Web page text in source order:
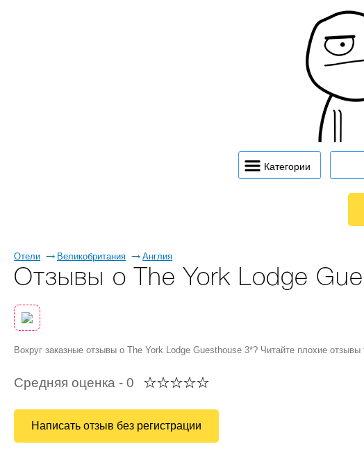
Отели Великобритания Англия
Отзывы о The York Lodge
Вокруг заказные отзывы о The York Lodge Guesthouse 3*? Читайте плохие
Средняя оценка - 0
Написать отзыв без регистрации
Категории